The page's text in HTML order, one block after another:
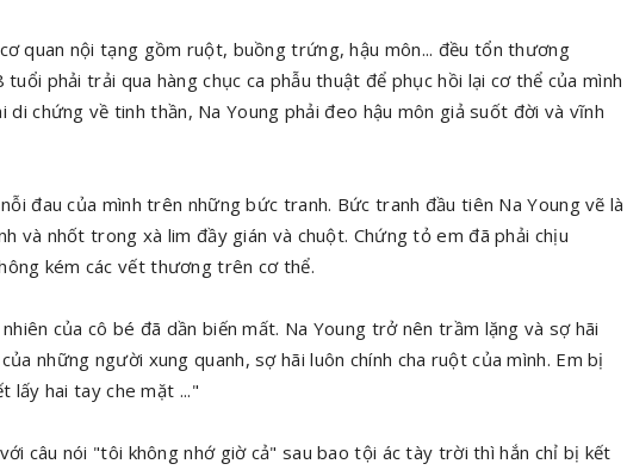
quan nội tạng gồm ruột, buồng trứng, hậu môn... đều tổn thương
phải trải qua hàng chục ca phẫu thuật để phục hồi lại cơ thể của mình
di chứng về tinh thần, Na Young phải đeo hậu môn giả suốt đời và vĩnh
đau của mình trên những bức tranh. Bức tranh đầu tiên Na Young vẽ là
và nhốt trong xà lim đầy gián và chuột. Chứng tỏ em đã phải chịu
kém các vết thương trên cơ thể.
của cô bé đã dần biến mất. Na Young trở nên trầm lặng và sợ hãi
những người xung quanh, sợ hãi luôn chính cha ruột của mình. Em bị
lấy hai tay che mặt ..."
câu nói "tôi không nhớ giờ cả" sau bao tội ác tày trời thì hắn chỉ bị kết